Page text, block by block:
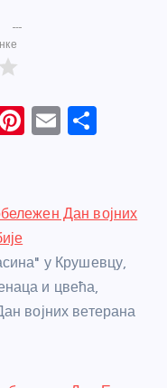
Pi
e
E
e
Дан војних
у Крушевцу,
и цвећа,
војних ветерана